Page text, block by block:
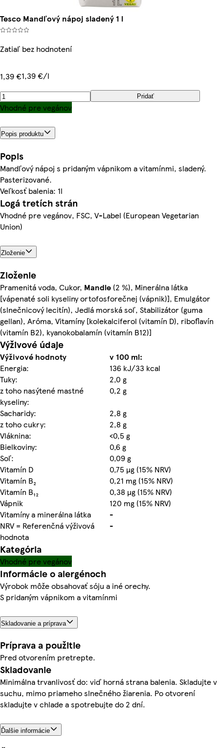
Tesco Mandľový nápoj sladený 1 l
Zatiaľ bez hodnotení
1,39 €1,39 €/l
Pridať
Vhodné pre vegánov
Popis produktu
Popis
Mandľový nápoj s pridaným vápnikom a vitamínmi, sladený.
Pasterizované.
Veľkosť balenia: 1l
Logá tretích strán
Vhodné pre vegánov, FSC, V-Label (European Vegetarian
Union)
Zloženie
Zloženie
Pramenitá voda, Cukor, Mandle (2 %), Minerálna látka
[vápenaté soli kyseliny ortofosforečnej (vápnik)], Emulgátor
(slnečnicový lecitín), Jedlá morská soľ, Stabilizátor (guma
gellan), Aróma, Vitamíny [kolekalciferol (vitamín D), riboflavín
(vitamín B2), kyanokobalamín (vitamín B12)]
Výživové údaje
Výživové hodnoty
v 100 ml:
Energia:
136 kJ/33 kcal
Tuky:
2,0 g
z toho nasýtené mastné
kyseliny:
0,2 g
Sacharidy:
2,8 g
z toho cukry:
2,8 g
Vláknina:
<0,5 g
Bielkoviny:
0,6 g
Soľ:
0,09 g
Vitamín D
0,75 µg (15% NRV)
Vitamín B₂
0,21 mg (15% NRV)
Vitamín B₁₂
0,38 µg (15% NRV)
Vápnik
120 mg (15% NRV)
Vitamíny a minerálna látka
-
NRV = Referenčná výživová
hodnota
-
Kategória
Vhodné pre vegánov
Informácie o alergénoch
Výrobok môže obsahovať sóju a iné orechy.
S pridaným vápnikom a vitamínmi
Skladovanie a príprava
Príprava a použitie
Pred otvorením pretrepte.
Skladovanie
Minimálna trvanlivosť do: viď horná strana balenia. Skladujte v
suchu, mimo priameho slnečného žiarenia. Po otvorení
skladujte v chlade a spotrebujte do 2 dní.
Ďalšie informácie